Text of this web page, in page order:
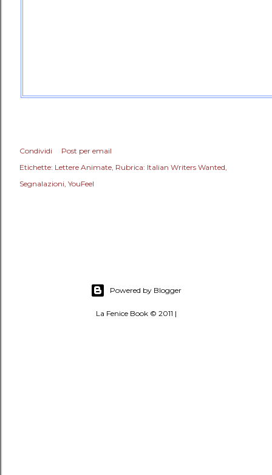
Condividi
Post per email
Etichette: Lettere Animate Rubrica: Italian Writers Wanted
Segnalazioni YouFeel
Powered by Blogger
La Fenice Book © 2011 |